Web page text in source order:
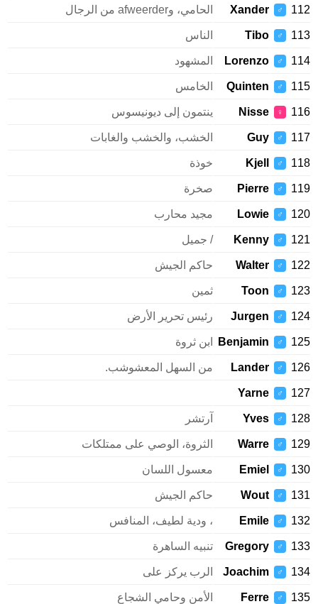
112
♂
Xander الحامي، وafweerder من الرجال
113
♂
Tibo الناس
114
♂
Lorenzo المشهود
115
♂
Quinten الخامس
116
♀
Nisse ينتمون إلى ديونيسوس
117
♂
Guy الخشب، والخشب والغابات
118
♂
Kjell خوذة
119
♂
Pierre صخرة
120
♂
Lowie مجيد محارب
121
♂
Kenny / جميل
122
♂
Walter حاكم الجيش
123
♂
Toon ثمين
124
♂
Jurgen رئيس تحرير الأرض
125
♂
Benjamin ابن ثروة
126
♂
Lander من السهل المعشوشب.
127
♂
Yarne
128
♂
Yves آرتشر
129
♂
Warre الثروة، الوصي على ممتلكات
130
♂
Emiel معسول اللسان
131
♂
Wout حاكم الجيش
132
♂
Emile ، ودية لطيف، المنافس
133
♂
Gregory تنبيه الساهرة
134
♂
Joachim الرب يركز على
135
♂
Ferre الأمن وحامي الشجاع